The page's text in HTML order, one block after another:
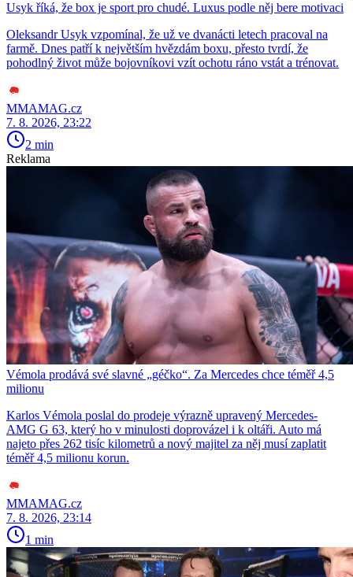
Usyk říká, že box je sport pro chudé. Luxus podle něj bere motivaci
Oleksandr Usyk vzpomínal, že už ve dvanácti letech pracoval na
farmě. Dnes patří k největším hvězdám boxu, přesto tvrdí, že
pohodlný život může bojovníkovi vzít ochotu ráno vstát a trénovat.
MMAMAG.cz
7. 8. 2026, 23:22
2 min
Reklama
Vémola prodává své slavné „géčko“. Za Mercedes chce téměř 4,5
milionu
Karlos Vémola poslal do prodeje výrazně upravený Mercedes-
AMG G 63, který ho v minulosti doprovázel i k oltáři. Auto má
najeto přes 262 tisíc kilometrů a nový majitel za něj musí zaplatit
téměř 4,5 milionu korun.
MMAMAG.cz
7. 8. 2026, 23:14
1 min